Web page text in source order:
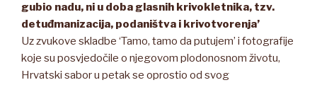
gubio nadu, ni u doba glasnih krivokletnika, tzv.
detuđmanizacija, podaništva i krivotvorenja’
Uz zvukove skladbe ‘Tamo, tamo da putujem’ i fotografije
koje su posvjedočile o njegovom plodonosnom životu,
Hrvatski sabor u petak se oprostio od svog